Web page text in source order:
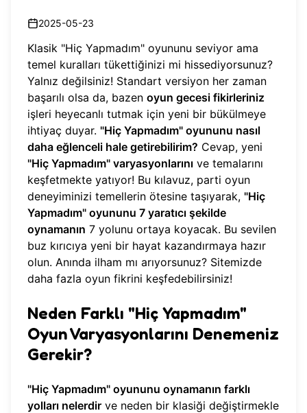
2025-05-23
Klasik "Hiç Yapmadım" oyununu seviyor ama
temel kuralları tükettiğinizi mi hissediyorsunuz?
Yalnız değilsiniz! Standart versiyon her zaman
başarılı olsa da, bazen oyun gecesi fikirleriniz
işleri heyecanlı tutmak için yeni bir bükülmeye
ihtiyaç duyar. "Hiç Yapmadım" oyununu nasıl
daha eğlenceli hale getirebilirim? Cevap, yeni
"Hiç Yapmadım" varyasyonlarını ve temalarını
keşfetmekte yatıyor! Bu kılavuz, parti oyun
deneyiminizi temellerin ötesine taşıyarak, "Hiç
Yapmadım" oyununu 7 yaratıcı şekilde
oynamanın 7 yolunu ortaya koyacak. Bu sevilen
buz kırıcıya yeni bir hayat kazandırmaya hazır
olun. Anında ilham mı arıyorsunuz? Sitemizde
daha fazla oyun fikrini keşfedebilirsiniz!
Neden Farklı "Hiç Yapmadım"
Oyun Varyasyonlarını Denemeniz
Gerekir?
"Hiç Yapmadım" oyununu oynamanın farklı
yolları nelerdir ve neden bir klasiği değiştirmekle